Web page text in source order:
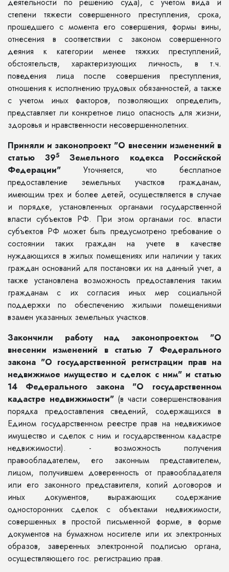
степени тяжести совершенного преступления, срока,
прошедшего с момента его совершения, формы вины,
отнесения в соответствии с законом совершенного
деяния к категории менее тяжких преступлений,
обстоятельств, характеризующих личность, в т.ч.
поведения лица после совершения преступления,
отношения к исполнению трудовых обязанностей, а также
с учетом иных факторов, позволяющих определить,
представляет ли конкретное лицо опасность для жизни,
здоровья и нравственности несовершеннолетних.
Приняли и законопроект "О внесении изменений в
статью 395
Земельного кодекса Российской
Федерации" Уточняется, что бесплатное
предоставление земельных участков гражданам,
имеющим трех и более детей, осуществляется в случае
и порядке, установленных органами государственной
власти субъектов РФ. При этом органами гос. власти
субъектов РФ может быть предусмотрено требование о
состоянии таких граждан на учете в качестве
нуждающихся в жилых помещениях или наличии у таких
граждан оснований для постановки их на данный учет, а
также установлена возможность предоставления таким
гражданам с их согласия иных мер социальной
поддержки по обеспечению жилыми помещениями
взамен указанных земельных участков.
Закончили работу над законопроектом "О
внесении изменений в статью 7 Федерального
закона "О государственной регистрации прав на
недвижимое имущество и сделок с ним" и статью
14 Федерального закона "О государственном
кадастре недвижимости"(в части совершенствования
порядка предоставления сведений, содержащихся в
Едином государственном реестре прав на недвижимое
имущество и сделок с ним и государственном кадастре
недвижимости). - возможность получения
правообладателем, его законным представителем,
лицом, получившем доверенность от правообладателя
или его законного представителя, копий договоров и
иных документов, выражающих содержание
односторонних сделок с объектами недвижимости,
совершенных в простой письменной форме, в форме
документов на бумажном носителе или их электронных
образов, заверенных электронной подписью органа,
осуществляющего гос. регистрацию прав.